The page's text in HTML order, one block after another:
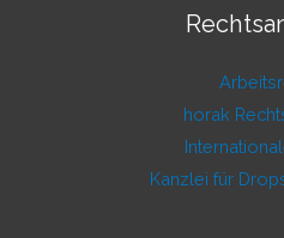
horak
Kanzlei für